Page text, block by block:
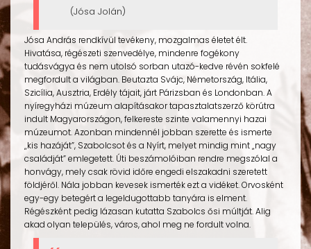
(Jósa Jolán)
Jósa András rendkívül tevékeny, mozgalmas életet élt.
Hivatása, régészeti szenvedélye, mindenre fogékony
tudásvágya és nem utolsó sorban utazó-kedve révén sokfelé
megfordult a világban. Beutazta Svájc, Németország, Itália,
Szicília, Ausztria, Erdély tájait, járt Párizsban és Londonban. A
nyíregyházi múzeum alapításakor tapasztalatszerző körútra
indult Magyarországon, felkereste szinte valamennyi hazai
múzeumot. Azonban mindennél jobban szerette és ismerte
„kis hazáját”, Szabolcsot és a Nyírt, melyet mindig mint „nagy
családját” emlegetett. Úti beszámolóiban rendre megszólal a
honvágy, mely csak rövid időre engedi elszakadni szeretett
földjéről. Nála jobban kevesek ismerték ezt a vidéket. Orvosként
egy-egy betegért a legeldugottabb tanyára is elment.
Régészként pedig lázasan kutatta Szabolcs ősi múltját. Alig
akad olyan település, város, ahol meg ne fordult volna.